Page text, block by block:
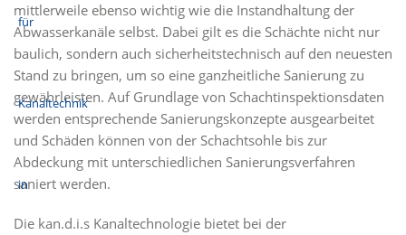
mittlerweile ebenso wichtig wie die Instandhaltung der
Abwasserkanäle selbst. Dabei gilt es die Schächte nicht nur
baulich, sondern auch sicherheitstechnisch auf den neuesten
Stand zu bringen, um so eine ganzheitliche Sanierung zu
gewährleisten. Auf Grundlage von Schachtinspektionsdaten
werden entsprechende Sanierungskonzepte ausgearbeitet
und Schäden können von der Schachtsohle bis zur
Abdeckung mit unterschiedlichen Sanierungsverfahren
saniert werden.
Die kan.d.i.s Kanaltechnologie bietet bei der